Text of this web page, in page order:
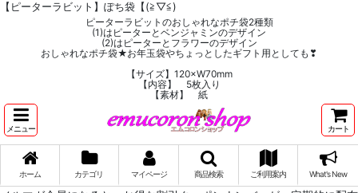
【ピーターラビット】ぽち袋【(≧▽≦)
ピーターラビットのおしゃれなポチ袋2種類
(1)はピーターとベンジャミンのデザイン
(2)はピーターとフラワーのデザイン
おしゃれなポチ袋★お年玉袋やちょっとしたギフト用としても❣
【サイズ】120×W70mm
【内容】 5枚入り
【素材】 紙
メニュー カート
ホーム カテゴリ マイページ 商品検索 ご利用案内 What's New